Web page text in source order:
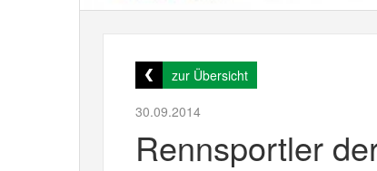
zur Übersicht
30.09.2014
Rennsportler